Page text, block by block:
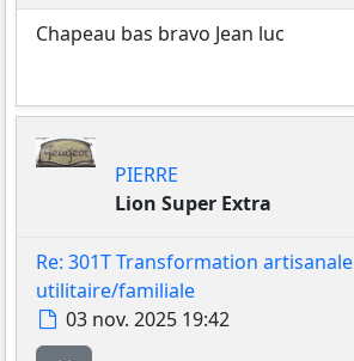
Chapeau bas bravo Jean luc
PIERRE
Lion Super Extra
Re: 301T Transformation artisanale
utilitaire/familiale
Message
03 nov. 2025 19:42